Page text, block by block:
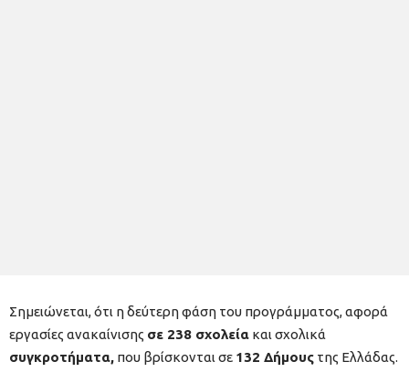
Σημειώνεται, ότι η δεύτερη φάση του προγράμματος, αφορά
εργασίες ανακαίνισης σε 238 σχολεία και σχολικά
συγκροτήματα, που βρίσκονται σε 132 Δήμους της Ελλάδας.